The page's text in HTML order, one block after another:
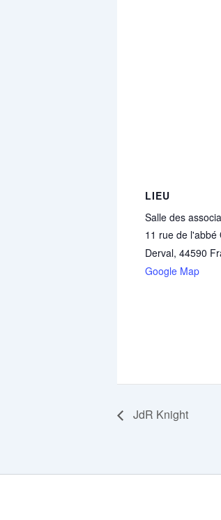
LIEU
Salle des
11 rue de l'abbé
Derval, 44590
Google Map
JdR Knight